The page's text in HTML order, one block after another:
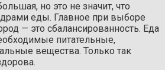
но это не значит, что
еды. Главное при выборе
— это сбалансированность. Еда
питательные,
вещества. Только так